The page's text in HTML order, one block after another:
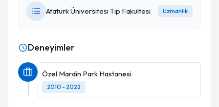
Atatürk Üniversitesi Tıp Fakültesi Uzmanlık
Deneyimler
Özel Mardin Park Hastanesi
2010 - 2022